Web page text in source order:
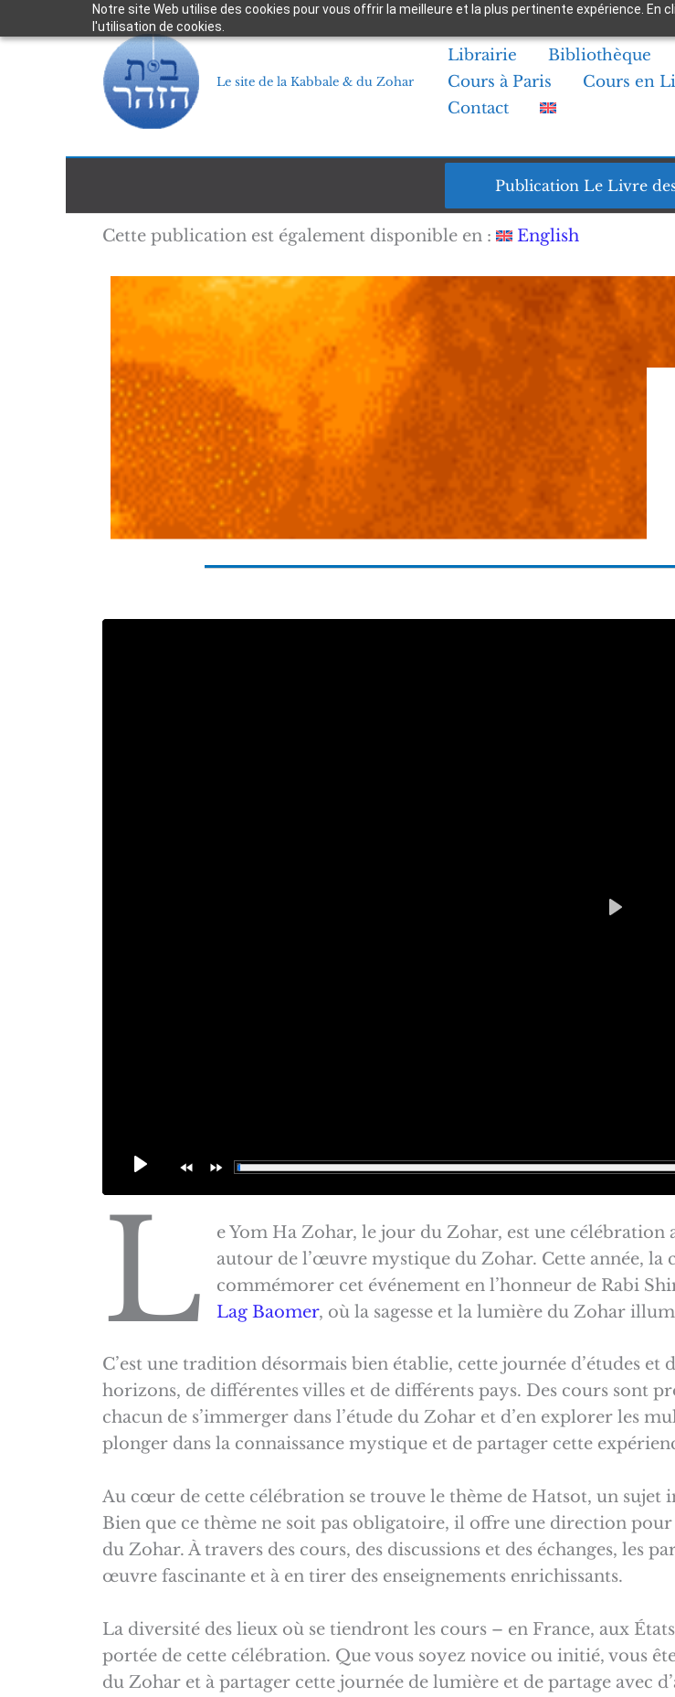
Notre site Web utilise des cookies pour vous offrir la meilleure et la plus pertinente expérience.
l'utilisation de cookies.
au
Le site de la Kabbale & du Zohar
Librairie Bibliothèque
Cours à Paris
Cours en
Contact
Publication Le Livre
Cette publication est également disponible en : English
L
e Yom Ha Zohar, le jour du Zohar, est une
autour de l’œuvre mystique du Zohar. Cette année,
commémorer cet événement en l’honneur de Rabi
Lag Baomer, où la sagesse et la lumière du Zohar
C’est une tradition désormais bien établie, cette journée d’études
horizons, de différentes villes et de différents pays. Des cours sont
chacun de s’immerger dans l’étude du Zohar et d’en explorer les
plonger dans la connaissance mystique et de partager cette
Au cœur de cette célébration se trouve le thème de Hatsot, un
Bien que ce thème ne soit pas obligatoire, il offre une direction
du Zohar. À travers des cours, des discussions et des échanges, les
œuvre fascinante et à en tirer des enseignements enrichissants.
La diversité des lieux où se tiendront les cours – en France, aux
portée de cette célébration. Que vous soyez novice ou initié, vous
du Zohar et à partager cette journée de lumière et de partage avec